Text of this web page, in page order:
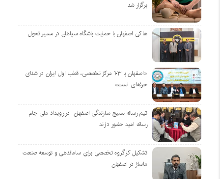
برگزار شد
هاکی اصفهان با حمایت باشگاه سپاهان در مسیر تحول
«اصفهان با ۱۰۳ مرکز تخصصی، قطب اول ایران در شنای
حرفه‌ای است»
تیم رسانه بسیج سازندگی اصفهان در رویداد ملی جام
رسانه امید حضور دارند
تشکیل کارگروه تخصصی برای ساماندهی و توسعه صنعت
ماساژ در اصفهان